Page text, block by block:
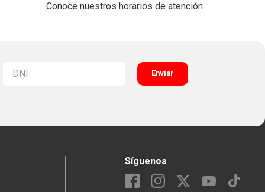
Conoce nuestros horarios de atención
Enviar
Síguenos